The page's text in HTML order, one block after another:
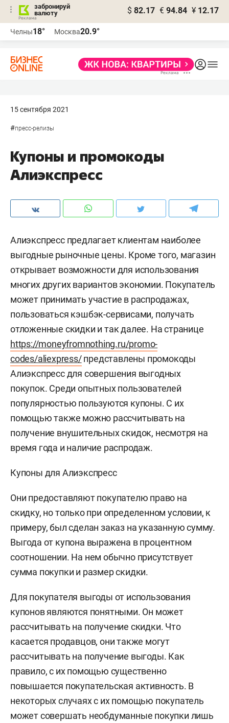
забронируй
валюту
$ 82.17 € 94.84 ¥ 12.17
Челны18° Москва20.9°
15 сентября 2021
#пресс-релизы
Купоны и промокоды
Алиэкспресс
Алиэкспресс предлагает клиентам наиболее
выгодные рыночные цены. Кроме того, магазин
открывает возможности для использования
многих других вариантов экономии. Покупатель
может принимать участие в распродажах,
пользоваться кэшбэк-сервисами, получать
отложенные скидки и так далее. На странице
https://moneyfromnothing.ru/promo-
codes/aliexpress/представлены промокоды
Алиэкспресс для совершения выгодных
покупок. Среди опытных пользователей
популярностью пользуются купоны. С их
помощью также можно рассчитывать на
получение внушительных скидок, несмотря на
время года и наличие распродаж.
Купоны для Алиэкспресс
Они предоставляют покупателю право на
скидку, но только при определенном условии, к
примеру, был сделан заказ на указанную сумму.
Выгода от купона выражена в процентном
соотношении. На нем обычно присутствует
сумма покупки и размер скидки.
Для покупателя выгоды от использования
купонов являются понятными. Он может
рассчитывать на получение скидки. Что
касается продавцов, они также могут
рассчитывать на получение выгоды. Как
правило, с их помощью существенно
повышается покупательская активность. В
некоторых случаях с их помощью покупатель
может совершать необдуманные покупки лишь